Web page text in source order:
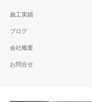
施工実績
ブログ
会社概要
お問合せ